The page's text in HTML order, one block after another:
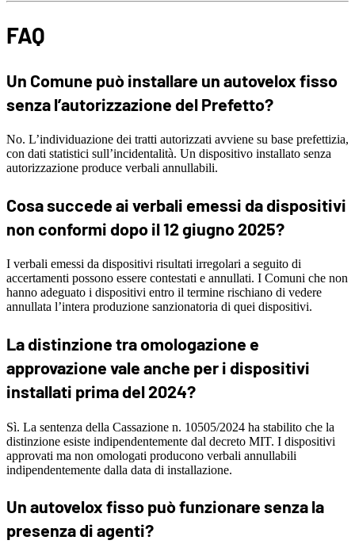
FAQ
Un Comune può installare un autovelox fisso
senza l’autorizzazione del Prefetto?
No. L’individuazione dei tratti autorizzati avviene su base prefettizia,
con dati statistici sull’incidentalità. Un dispositivo installato senza
autorizzazione produce verbali annullabili.
Cosa succede ai verbali emessi da dispositivi
non conformi dopo il 12 giugno 2025?
I verbali emessi da dispositivi risultati irregolari a seguito di
accertamenti possono essere contestati e annullati. I Comuni che non
hanno adeguato i dispositivi entro il termine rischiano di vedere
annullata l’intera produzione sanzionatoria di quei dispositivi.
La distinzione tra omologazione e
approvazione vale anche per i dispositivi
installati prima del 2024?
Sì. La sentenza della Cassazione n. 10505/2024 ha stabilito che la
distinzione esiste indipendentemente dal decreto MIT. I dispositivi
approvati ma non omologati producono verbali annullabili
indipendentemente dalla data di installazione.
Un autovelox fisso può funzionare senza la
presenza di agenti?